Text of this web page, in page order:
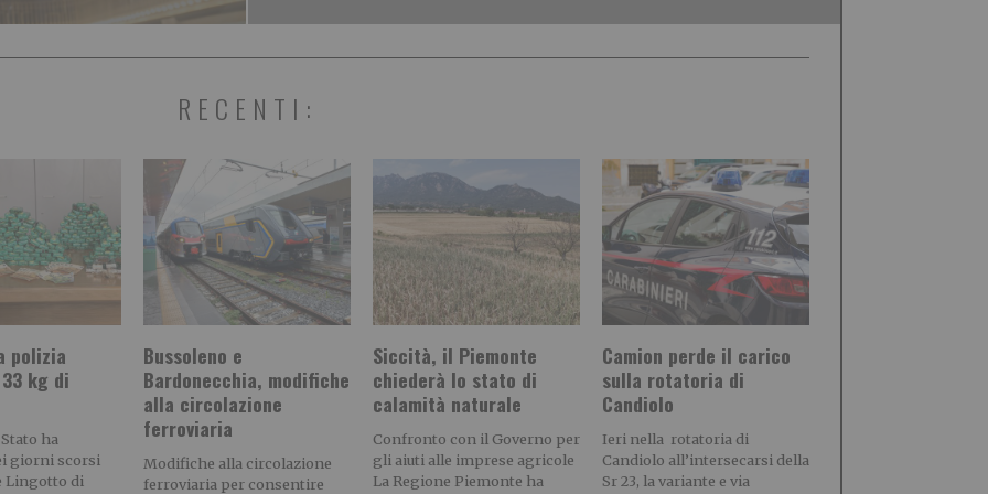
RECENTI:
polizia
kg di
Stato ha
giorni scorsi
Lingotto di
Bussoleno e
Bardonecchia, modifiche
alla circolazione
ferroviaria
Modifiche alla circolazione
ferroviaria per consentire
Siccità, il Piemonte
chiederà lo stato di
calamità naturale
Confronto con il Governo per
gli aiuti alle imprese agricole
La Regione Piemonte ha
Camion perde il carico
sulla rotatoria di
Candiolo
Ieri nella rotatoria di
Candiolo all’intersecarsi della
Sr 23, la variante e via